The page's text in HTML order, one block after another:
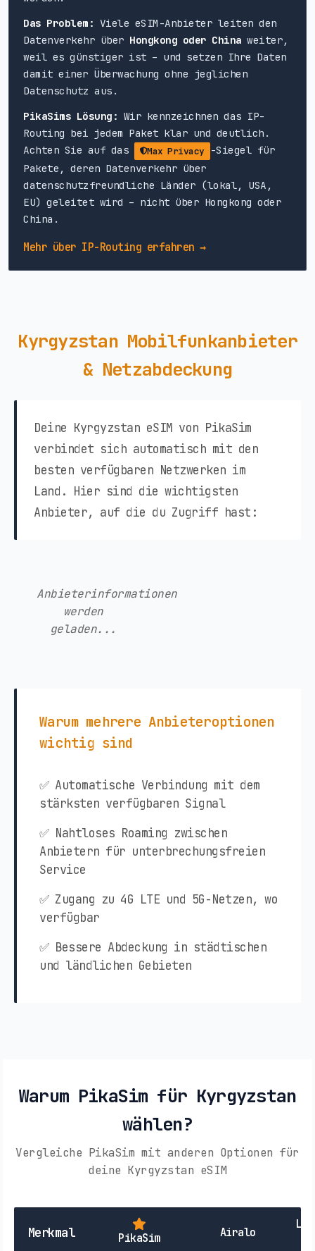
Das Problem: Viele eSIM-Anbieter leiten den
Datenverkehr über Hongkong oder China weiter,
weil es günstiger ist – und setzen Ihre Daten
damit einer Überwachung ohne jeglichen
Datenschutz aus.
PikaSims Lösung: Wir kennzeichnen das IP-
Routing bei jedem Paket klar und deutlich.
Achten Sie auf das
Max Privacy
-Siegel für
Pakete, deren Datenverkehr über
datenschutzfreundliche Länder (lokal, USA,
EU) geleitet wird – nicht über Hongkong oder
China.
Mehr über IP-Routing erfahren →
Kyrgyzstan Mobilfunkanbieter
& Netzabdeckung
Deine Kyrgyzstan eSIM von PikaSim
verbindet sich automatisch mit den
besten verfügbaren Netzwerken im
Land. Hier sind die wichtigsten
Anbieter, auf die du Zugriff hast:
Anbieterinformationen
werden
geladen...
Warum mehrere Anbieteroptionen
wichtig sind
✅ Automatische Verbindung mit dem
stärksten verfügbaren Signal
✅ Nahtloses Roaming zwischen
Anbietern für unterbrechungsfreien
Service
✅ Zugang zu 4G LTE und 5G-Netzen, wo
verfügbar
✅ Bessere Abdeckung in städtischen
und ländlichen Gebieten
Warum PikaSim für Kyrgyzstan
wählen?
Vergleiche PikaSim mit anderen Optionen für
deine Kyrgyzstan eSIM
Merkmal PikaSim Airalo